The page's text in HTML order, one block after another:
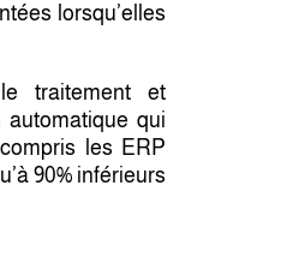
lorsqu’elles
traitement et
automatique qui
les ERP
90% inférieurs